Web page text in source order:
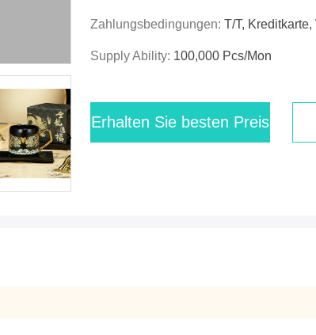
Zahlungsbedingungen: T/T,
Supply Ability: 100,000 Pcs/mon
Erhalten Sie besten Preis